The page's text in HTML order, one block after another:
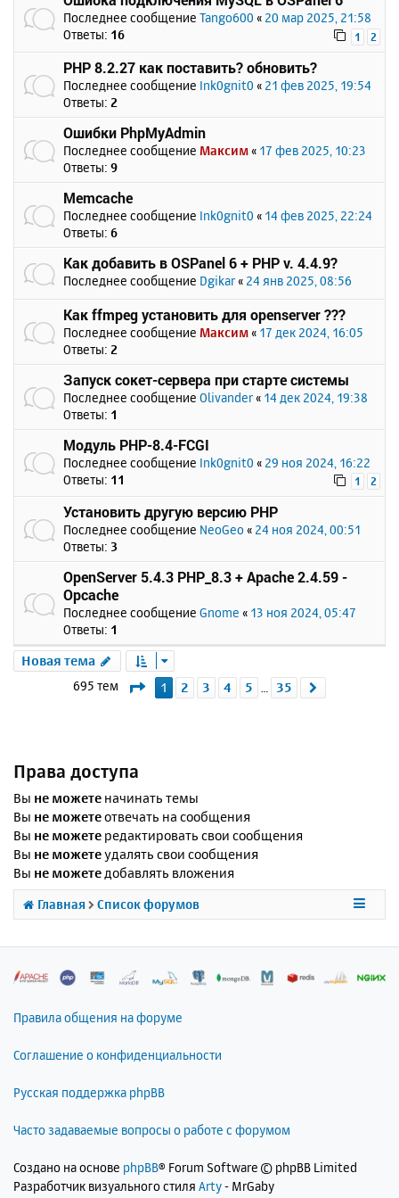
Последнее сообщение Tango600 « 20 мар 2025, 21:58
Ответы: 16 1 2
PHP 8.2.27 как поставить? обновить?
Последнее сообщение Ink0gnit0 « 21 фев 2025, 19:54
Ответы: 2
Ошибки PhpMyAdmin
Последнее сообщение Максим « 17 фев 2025, 10:23
Ответы: 9
Memcache
Последнее сообщение Ink0gnit0 « 14 фев 2025, 22:24
Ответы: 6
Как добавить в OSPanel 6 + PHP v. 4.4.9?
Последнее сообщение Dgikar « 24 янв 2025, 08:56
Как ffmpeg установить для openserver ???
Последнее сообщение Максим « 17 дек 2024, 16:05
Ответы: 2
Запуск сокет-сервера при старте системы
Последнее сообщение Olivander « 14 дек 2024, 19:38
Ответы: 1
Модуль PHP-8.4-FCGI
Последнее сообщение Ink0gnit0 « 29 ноя 2024, 16:22
Ответы: 11 1 2
Установить другую версию PHP
Последнее сообщение NeoGeo « 24 ноя 2024, 00:51
Ответы: 3
OpenServer 5.4.3 PHP_8.3 + Apache 2.4.59 -
Opcache
Последнее сообщение Gnome « 13 ноя 2024, 05:47
Ответы: 1
Новая тема
695 тем Страница1 из 35
1 2 3 4 5 35
Права доступа
Вы не можете начинать темы
Вы не можетеотвечать на сообщения
Вы не можете редактировать свои сообщения
Вы не можетеудалять свои сообщения
Вы не можетедобавлять вложения
Главная Список форумов
Правила общения на форуме
Соглашение о конфиденциальности
Русская поддержка phpBB
Часто задаваемые вопросы о работе с форумом
Создано на основе phpBB® Forum Software © phpBB Limited
Разработчик визуального стиля Arty- MrGaby